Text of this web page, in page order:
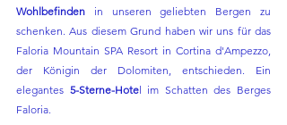
Wohlbefinden in unseren geliebten Bergen zu
schenken. Aus diesem Grund haben wir uns für das
Faloria Mountain SPA Resort in Cortina d'Ampezzo,
der Königin der Dolomiten, entschieden. Ein
elegantes 5-Sterne-Hotel im Schatten des Berges
Faloria.